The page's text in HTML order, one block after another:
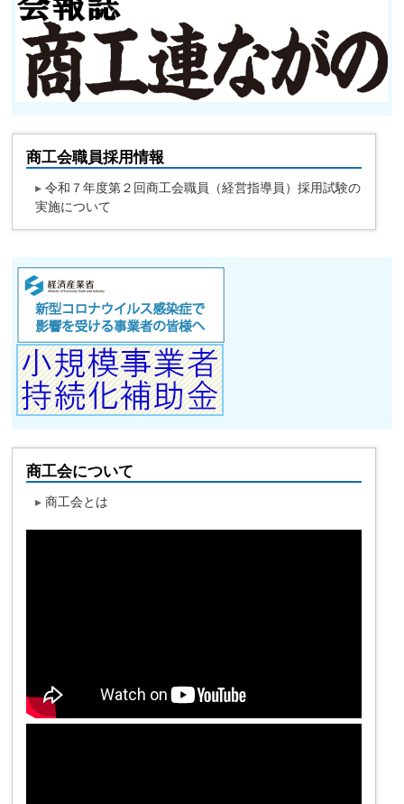
商工会職員採用情報
▸令和７年度第２回商工会職員（経営指導員）採用試験の
実施について
商工会について
▸商工会とは